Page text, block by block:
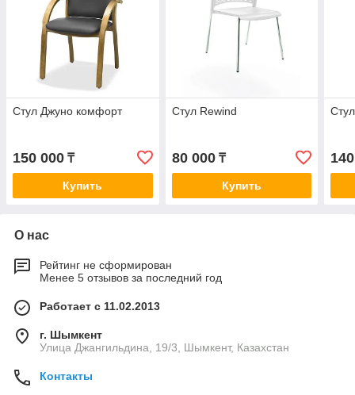
Стул Джуно комфорт
150 000 ₸
Купить
Стул Rewind
80 000₸
Купить
О нас
Рейтинг не сформирован
Менее 5 отзывов за последний год
Работает с 11.02.2013
г. Шымкент
Улица Джангильдина, 19/3, Шымкент, Казахстан
Контакты